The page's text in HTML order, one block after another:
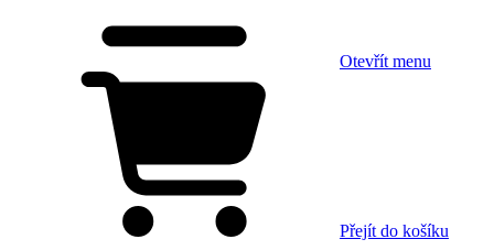
Otevřít menu
Přejít do košíku